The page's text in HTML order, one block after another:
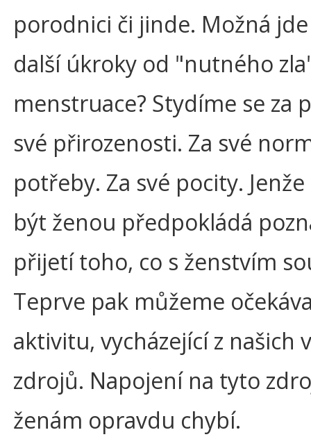
porodnici či jinde. Možná
další úkroky od "nutného
menstruace? Stydíme se za
své přirozenosti. Za své
potřeby. Za své pocity.
být ženou předpokládá
přijetí toho, co s ženstvím
Teprve pak můžeme
aktivitu, vycházející z našich
zdrojů. Napojení na tyto
ženám opravdu chybí.